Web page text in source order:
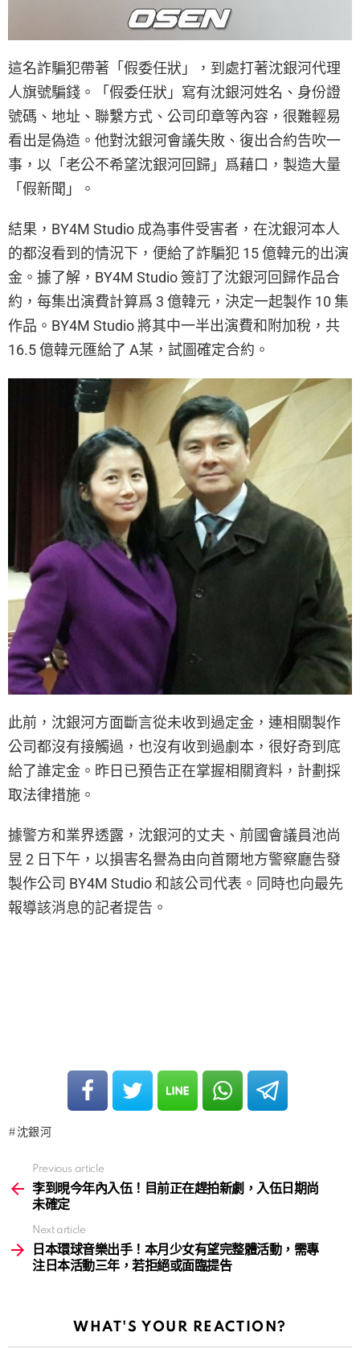
這名詐騙犯帶著「假委任狀」，到處打著沈銀河代理
人旗號騙錢。「假委任狀」寫有沈銀河姓名、身份證
號碼、地址、聯繫方式、公司印章等內容，很難輕易
看出是偽造。他對沈銀河會議失敗、復出合約告吹一
事，以「老公不希望沈銀河回歸」爲藉口，製造大量
「假新聞」。
結果，BY4M Studio 成為事件受害者，在沈銀河本人
的都沒看到的情況下，便給了詐騙犯 15 億韓元的出演
金。據了解，BY4M Studio 簽訂了沈銀河回歸作品合
約，每集出演費計算爲 3 億韓元，決定一起製作 10 集
作品。BY4M Studio 將其中一半出演費和附加稅，共
16.5 億韓元匯給了 A某，試圖確定合約。
此前，沈銀河方面斷言從未收到過定金，連相關製作
公司都沒有接觸過，也沒有收到過劇本，很好奇到底
給了誰定金。昨日已預告正在掌握相關資料，計劃採
取法律措施。
據警方和業界透露，沈銀河的丈夫、前國會議員池尚
昱 2 日下午，以損害名譽為由向首爾地方警察廳告發
製作公司 BY4M Studio 和該公司代表。同時也向最先
報導該消息的記者提告。
沈銀河
more
Previous article
李到晛今年內入伍！目前正在趕拍新劇，入伍日期尚
未確定
Next article
日本環球音樂出手！本月少女有望完整體活動，需專
注日本活動三年，若拒絕或面臨提告
WHAT'S YOUR REACTION?